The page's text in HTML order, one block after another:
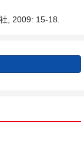
, 2009: 15-18.